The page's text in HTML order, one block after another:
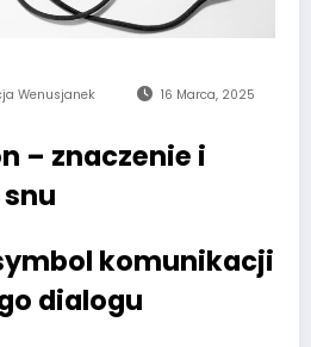
Wenusjanek 16 Marca, 2025
– znaczenie i
komunikacji
dialogu